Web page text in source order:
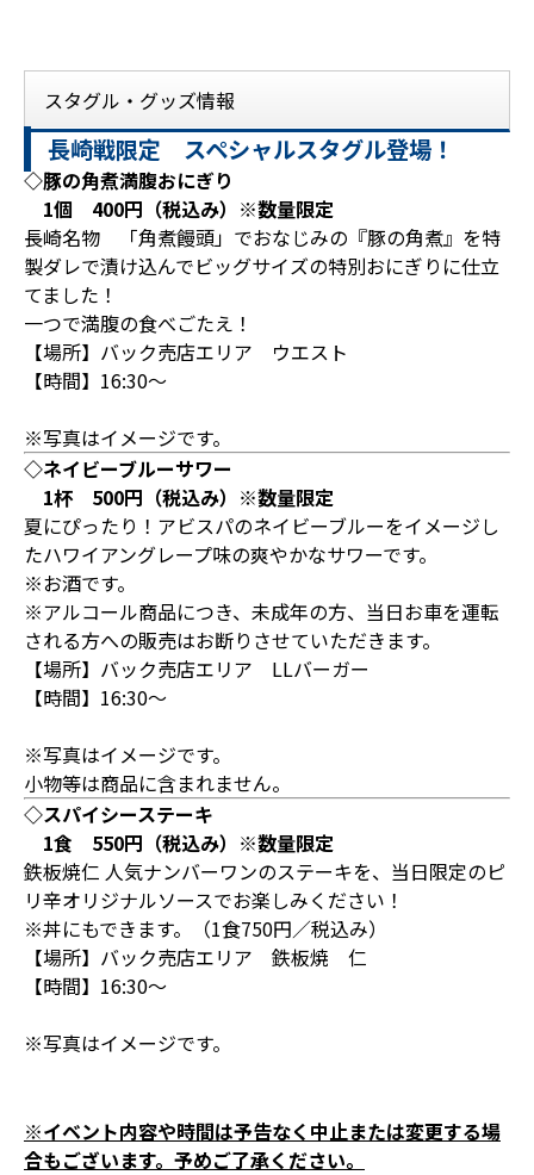
スタグル・グッズ情報
長崎戦限定 スペシャルスタグル登場！
◇豚の角煮満腹おにぎり
1個 400円（税込み）※数量限定
長崎名物 「角煮饅頭」でおなじみの『豚の角煮』を特
製ダレで漬け込んでビッグサイズの特別おにぎりに仕立
てました！
一つで満腹の食べごたえ！
【場所】バック売店エリア ウエスト
【時間】16:30～
※写真はイメージです。
◇ネイビーブルーサワー
1杯 500円（税込み）※数量限定
夏にぴったり！アビスパのネイビーブルーをイメージし
たハワイアングレープ味の爽やかなサワーです。
※お酒です。
※アルコール商品につき、未成年の方、当日お車を運転
される方への販売はお断りさせていただきます。
【場所】バック売店エリア LLバーガー
【時間】16:30～
※写真はイメージです。
小物等は商品に含まれません。
◇スパイシーステーキ
1食 550円（税込み）※数量限定
鉄板焼仁 人気ナンバーワンのステーキを、当日限定のピ
リ辛オリジナルソースでお楽しみください！
※丼にもできます。（1食750円／税込み）
【場所】バック売店エリア 鉄板焼 仁
【時間】16:30～
※写真はイメージです。
※イベント内容や時間は予告なく中止または変更する場
合もございます。予めご了承ください。